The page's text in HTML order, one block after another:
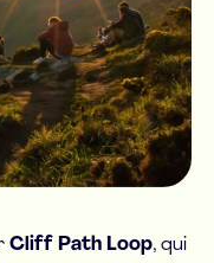
Cliff Path Loop, qui